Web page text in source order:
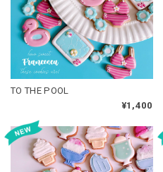
TO THE POOL
¥1,400